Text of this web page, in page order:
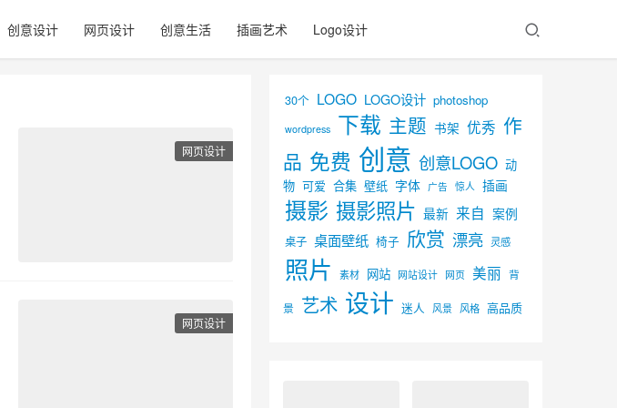
创意设计 网页设计 创意生活 插画艺术 Logo设计
网页设计
网页设计
30个 LOGO LOGO设计 photoshop
wordpress 下载 主题 书架 优秀 作
品 免费 创意 创意LOGO 动
物 可爱 合集 壁纸 字体 广告 惊人 插画
摄影 摄影照片 最新 来自 案例
桌子 桌面壁纸 椅子 欣赏 漂亮 灵感
照片 素材 网站 网站设计 网页 美丽 背
景 艺术 设计 迷人 风景 风格 高品质